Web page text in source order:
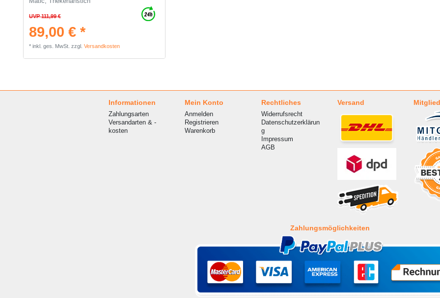
UVP 111,99 €
89,00 € *
*inkl. ges. MwSt. zzgl.Versandkosten
Informationen
Zahlungsarten
Versandarten & -
kosten
Mein Konto
Anmelden
Registrieren
Warenkorb
Rechtliches
Widerrufsrecht
Datenschutzerklärun
g
Impressum
AGB
Versand
Zahlungsmöglichkeiten